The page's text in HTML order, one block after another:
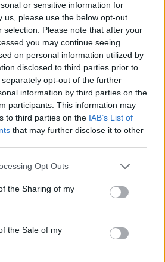
or sensitive information for
us, please use the below opt-out
selection. Please note that after your
you may continue seeing
on personal information utilized by
disclosed to third parties prior to
opt-out of the further
information by third parties on the
participants. This information may
to third parties on the IAB’s List of
that may further disclose it to other
Opt Outs
the Sharing of my
the Sale of my
στο βιντεοκλίπ, εμπνεύσεως